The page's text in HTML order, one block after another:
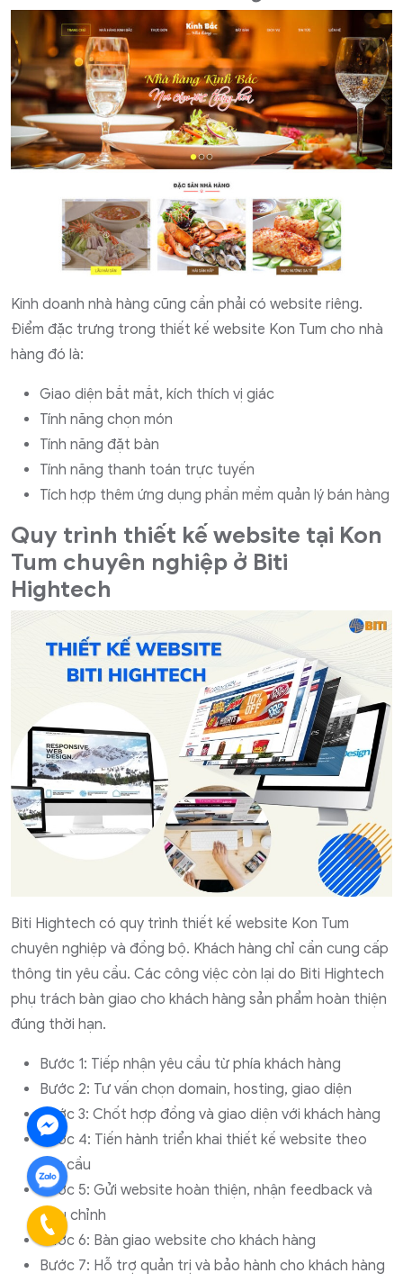
Kinh doanh nhà hàng cũng cần phải có website riêng.
Điểm đặc trưng trong thiết kế website Kon Tum cho nhà
hàng đó là:
Giao diện bắt mắt, kích thích vị giác
Tính năng chọn món
Tính năng đặt bàn
Tính năng thanh toán trực tuyến
Tích hợp thêm ứng dụng phần mềm quản lý bán hàng
Quy trình thiết kế website tại Kon
Tum chuyên nghiệp ở Biti
Hightech
Biti Hightech có quy trình thiết kế website Kon Tum
chuyên nghiệp và đồng bộ. Khách hàng chỉ cần cung cấp
thông tin yêu cầu. Các công việc còn lại do Biti Hightech
phụ trách bàn giao cho khách hàng sản phẩm hoàn thiện
đúng thời hạn.
Bước 1: Tiếp nhận yêu cầu từ phía khách hàng
Bước 2: Tư vấn chọn domain, hosting, giao diện
Bước 3: Chốt hợp đồng và giao diện với khách hàng
Bước 4: Tiến hành triển khai thiết kế website theo
yêu cầu
Bước 5: Gửi website hoàn thiện, nhận feedback và
hiệu chỉnh
Bước 6: Bàn giao website cho khách hàng
Bước 7: Hỗ trợ quản trị và bảo hành cho khách hàng